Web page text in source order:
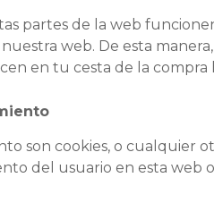
partes de la web
web. De esta
en tu cesta de la compra
son cookies, o cualquier
del usuario en esta web